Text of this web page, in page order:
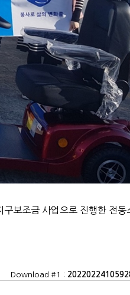
보조금 사업으로 진행한 전동
Download #1 :